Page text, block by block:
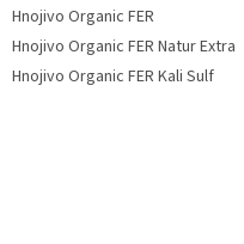
Hnojivo Organic FER
Hnojivo Organic FER Natur Extra
Hnojivo Organic FER Kali Sulf